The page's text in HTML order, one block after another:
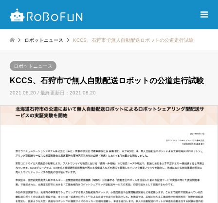
ロボットニュース KCCS、石狩市で無人自動配送ロボットの公道走行試験
ロボットニュース
KCCS、石狩市で無人自動配送ロボットの公道走行試験
2021.08.20 / 最終更新日：2021.08.20